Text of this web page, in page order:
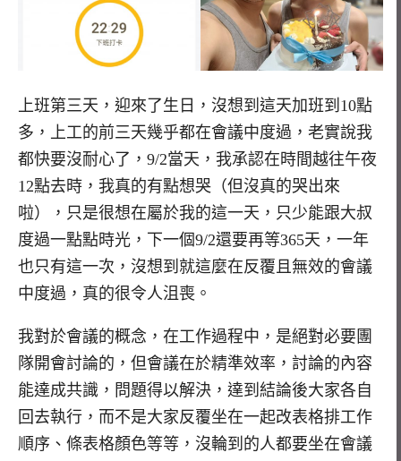
上班第三天，迎來了生日，沒想到這天加班到10點
多，上工的前三天幾乎都在會議中度過，老實說我
都快要沒耐心了，9/2當天，我承認在時間越往午夜
12點去時，我真的有點想哭（但沒真的哭出來
啦），只是很想在屬於我的這一天，只少能跟大叔
度過一點點時光，下一個9/2還要再等365天，一年
也只有這一次，沒想到就這麼在反覆且無效的會議
中度過，真的很令人沮喪。
我對於會議的概念，在工作過程中，是絕對必要團
隊開會討論的，但會議在於精準效率，討論的內容
能達成共識，問題得以解決，達到結論後大家各自
回去執行，而不是大家反覆坐在一起改表格排工作
順序、條表格顏色等等，沒輪到的人都要坐在會議